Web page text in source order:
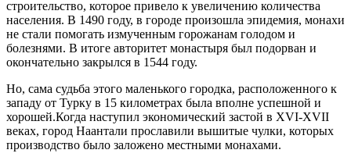
строительство, которое привело к увеличению количества
населения. В 1490 году, в городе произошла эпидемия, монахи
не стали помогать измученным горожанам голодом и
болезнями. В итоге авторитет монастыря был подорван и
окончательно закрылся в 1544 году.
Но, сама судьба этого маленького городка, расположенного к
западу от Турку в 15 километрах была вполне успешной и
хорошей.Когда наступил экономический застой в XVI-XVII
веках, город Наантали прославили вышитые чулки, которых
производство было заложено местными монахами.